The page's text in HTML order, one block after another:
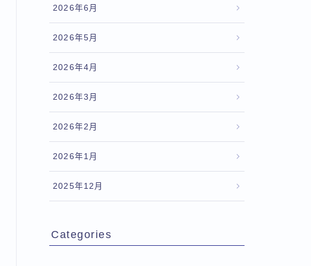
2026年6月
2026年5月
2026年4月
2026年3月
2026年2月
2026年1月
2025年12月
Categories